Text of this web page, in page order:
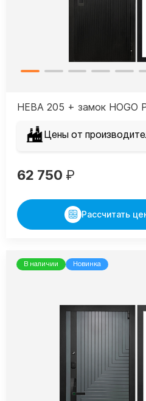
НЕВА 205 + замок HOGO
Цены от
62 750 ₽
Рассчитать
В наличии Новинка